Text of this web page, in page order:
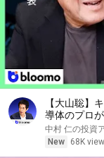
【大山聡】
導体のプロ
中村 仁の投資
New
68K